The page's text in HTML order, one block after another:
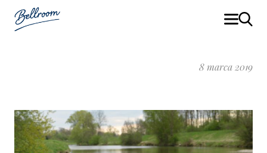
8 marca 2019